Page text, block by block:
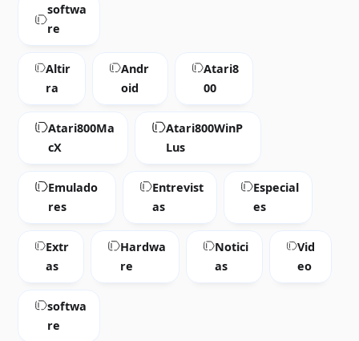
softwa
re
Altir
ra
Andr
oid
Atari8
00
Atari800Ma
cX
Atari800WinP
Lus
Emulado
res
Entrevist
as
Especial
es
Extr
as
Hardwa
re
Notici
as
Vid
eo
softwa
re